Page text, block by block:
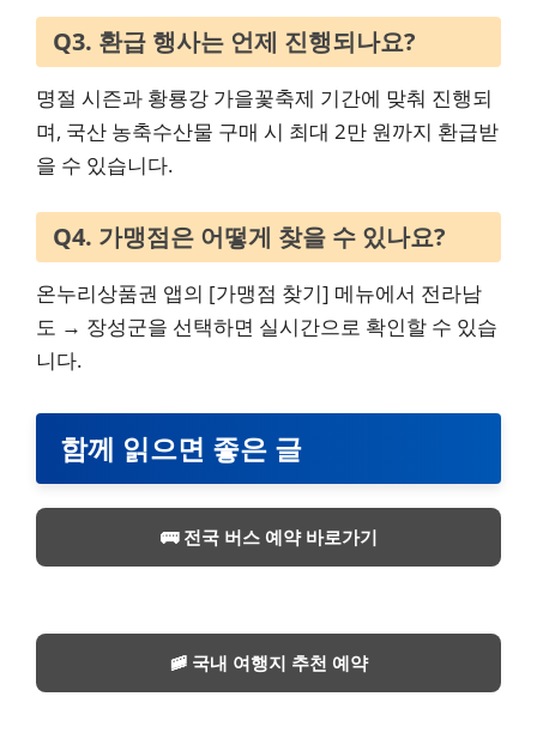
Q3. 환급 행사는 언제 진행되나요?
명절 시즌과 황룡강 가을꽃축제 기간에 맞춰 진행되
며, 국산 농축수산물 구매 시 최대 2만 원까지 환급받
을 수 있습니다.
Q4. 가맹점은 어떻게 찾을 수 있나요?
온누리상품권 앱의 [가맹점 찾기] 메뉴에서 전라남
도 → 장성군을 선택하면 실시간으로 확인할 수 있습
니다.
함께 읽으면 좋은 글
🚌 전국 버스 예약 바로가기
🚞 국내 여행지 추천 예약